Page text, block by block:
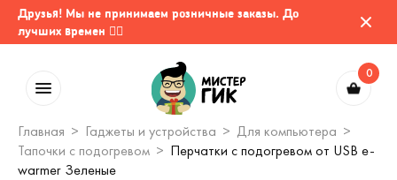
Друзья! Мы не принимаем розничные заказы. До
лучших времен 🤷‍♂️
0
Главная Гаджеты и устройства
Для компьютера
Тапочки с подогревом
Перчатки с подогревом от USB e-
warmer Зеленые